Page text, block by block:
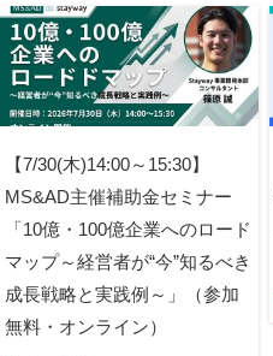
【7/30(木)14:00～15:30】
MS&AD主催補助金セミナー
「10億・100億企業へのロード
マップ～経営者が“今”知るべき
成長戦略と実践例～」（参加
無料・オンライン）